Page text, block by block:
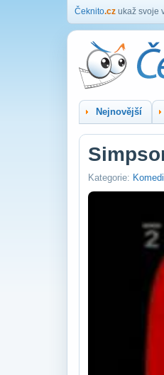
Čeknito.cz ukaž svoje
Nejnovější
Kategorie: